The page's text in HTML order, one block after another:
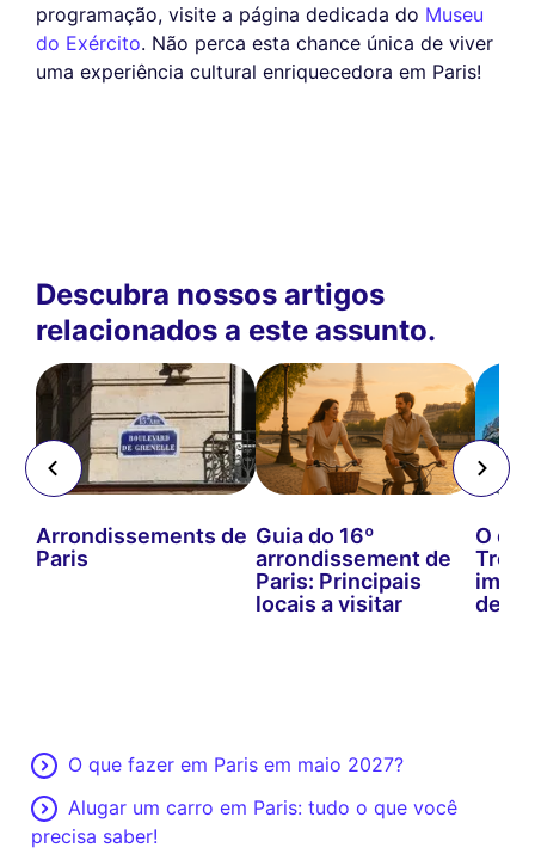
programação, visite a página dedicada do Museu
do Exército. Não perca esta chance única de viver
uma experiência cultural enriquecedora em Paris!
Descubra nossos artigos
relacionados a este assunto.
Arrondissements de
Paris
Guia do 16º
arrondissement de
Paris: Principais
locais a visitar
O
O que fazer em Paris em maio 2027?
Alugar um carro em Paris: tudo o que você
precisa saber!